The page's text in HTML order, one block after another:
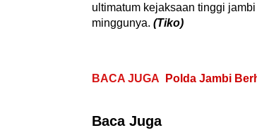
ultimatum kejaksaan tinggi
minggunya. (Tiko)
BACA JUGA Polda Jambi
Baca Juga